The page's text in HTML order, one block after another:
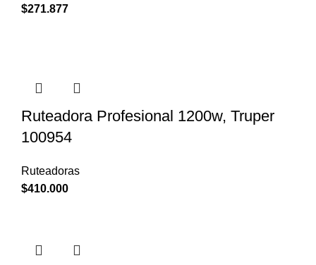
$271.877
Ruteadora Profesional 1200w, Truper
100954
Ruteadoras
$410.000